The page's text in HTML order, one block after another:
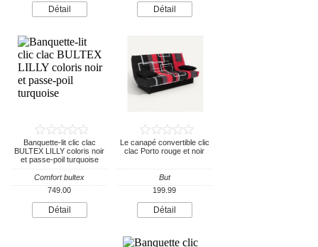
Détail Détail
Banquette-lit clic clac
BULTEX LILLY coloris noir
et passe-poil turquoise
Comfort bultex
749.00
Détail
Le canapé convertible clic
clac Porto rouge et noir
But
199.99
Détail